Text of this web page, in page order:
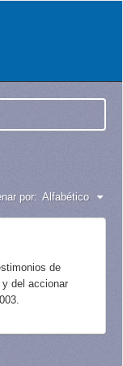
por: Alfabético
de
del accionar